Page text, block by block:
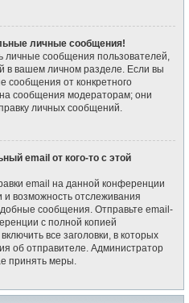
личные сообщения!
личные сообщения пользователей,
в вашем личном разделе. Если вы
сообщения от конкретного
сообщения модераторам; они
личных сообщений.
email от кого-то с этой
email на данной конференции
возможность отслеживания
сообщения. Отправьте email-
с полной копией
все заголовки, в которых
об отправителе. Администратор
принять меры.